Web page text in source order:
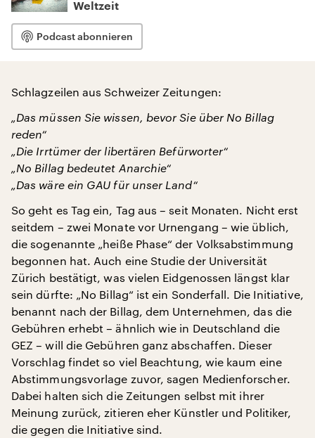
Weltzeit
Podcast abonnieren
Schlagzeilen aus Schweizer Zeitungen:
„Das müssen Sie wissen, bevor Sie über No Billag
reden“
„Die Irrtümer der libertären Befürworter“
„No Billag bedeutet Anarchie“
„Das wäre ein GAU für unser Land“
So geht es Tag ein, Tag aus – seit Monaten. Nicht erst
seitdem – zwei Monate vor Urnengang – wie üblich,
die sogenannte „heiße Phase“ der Volksabstimmung
begonnen hat. Auch eine Studie der Universität
Zürich bestätigt, was vielen Eidgenossen längst klar
sein dürfte: „No Billag“ ist ein Sonderfall. Die Initiative,
benannt nach der Billag, dem Unternehmen, das die
Gebühren erhebt – ähnlich wie in Deutschland die
GEZ – will die Gebühren ganz abschaffen. Dieser
Vorschlag findet so viel Beachtung, wie kaum eine
Abstimmungsvorlage zuvor, sagen Medienforscher.
Dabei halten sich die Zeitungen selbst mit ihrer
Meinung zurück, zitieren eher Künstler und Politiker,
die gegen die Initiative sind.